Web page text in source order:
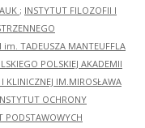
; INSTYTUT FILOZOFII I
im. TADEUSZA MANTEUFFLA
POLSKIEJ AKADEMII
KLINICZNEJ IM.MIROSŁAWA
OCHRONY
PODSTAWOWYCH